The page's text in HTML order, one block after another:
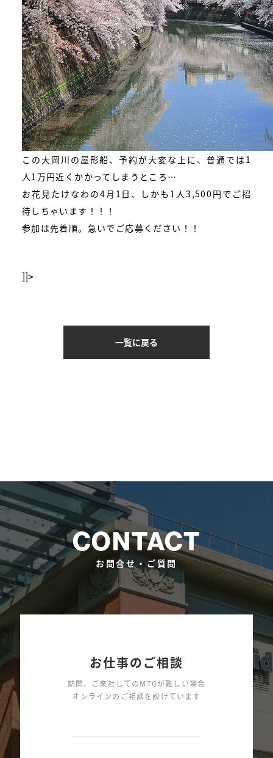
この大岡川の屋形船、予約が大変な上に、普通では1
人1万円近くかかってしまうところ…
お花見たけなわの4月1日、しかも1人3,500円でご招
待しちゃいます！！！
参加は先着順。急いでご応募ください！！
]]>
一覧に戻る
CONTACT
お問合せ・ご質問
お仕事のご相談
訪問、ご来社してのMTGが難しい場合
オンラインのご相談を設けています